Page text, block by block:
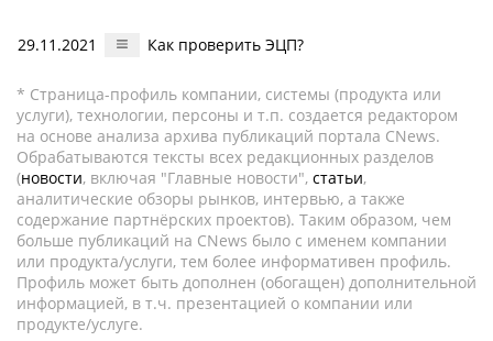
29.11.2021 Как проверить ЭЦП?
* Страница-профиль компании, системы (продукта или
услуги), технологии, персоны и т.п. создается редактором
на основе анализа архива публикаций портала CNews.
Обрабатываются тексты всех редакционных разделов
(новости, включая "Главные новости", статьи,
аналитические обзоры рынков, интервью, а также
содержание партнёрских проектов). Таким образом, чем
больше публикаций на CNews было с именем компании
или продукта/услуги, тем более информативен профиль.
Профиль может быть дополнен (обогащен) дополнительной
информацией, в т.ч. презентацией о компании или
продукте/услуге.